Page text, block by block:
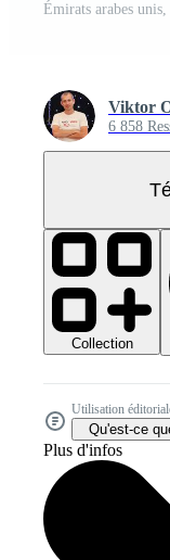
Viktor
6 858
Collection
Utilisation
Qu'est-ce
Plus d'infos